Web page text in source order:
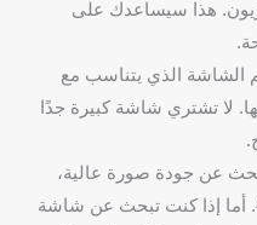
هذا سيساعدك على
الشاشة الذي يتناسب مع
لا تشتري شاشة كبيرة جدًا
عن جودة صورة عالية،
اختر شاشة بدقة FHD أو 4K. أما إذا كنت تبحث عن شاشة